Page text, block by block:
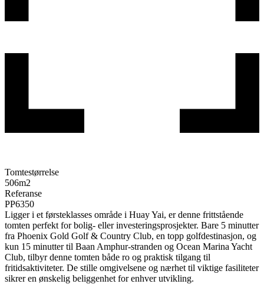
Tomtestørrelse
506m2
Referanse
PP6350
Ligger i et førsteklasses område i Huay Yai, er denne frittstående
tomten perfekt for bolig- eller investeringsprosjekter. Bare 5 minutter
fra Phoenix Gold Golf & Country Club, en topp golfdestinasjon, og
kun 15 minutter til Baan Amphur-stranden og Ocean Marina Yacht
Club, tilbyr denne tomten både ro og praktisk tilgang til
fritidsaktiviteter. De stille omgivelsene og nærhet til viktige fasiliteter
sikrer en ønskelig beliggenhet for enhver utvikling.